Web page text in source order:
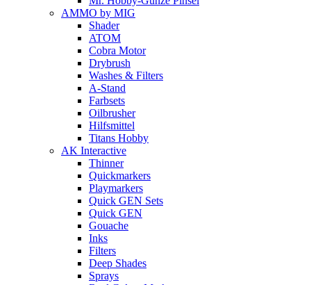
AMMO by MIG
Shader
ATOM
Cobra Motor
Drybrush
Washes & Filters
A-Stand
Farbsets
Oilbrusher
Hilfsmittel
Titans Hobby
AK Interactive
Thinner
Quickmarkers
Playmarkers
Quick GEN Sets
Quick GEN
Gouache
Inks
Filters
Deep Shades
Sprays